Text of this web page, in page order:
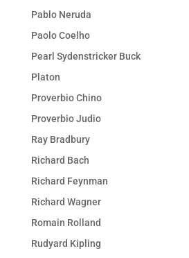
Pablo Neruda
Paolo Coelho
Pearl Sydenstricker Buck
Platon
Proverbio Chino
Proverbio Judio
Ray Bradbury
Richard Bach
Richard Feynman
Richard Wagner
Romain Rolland
Rudyard Kipling